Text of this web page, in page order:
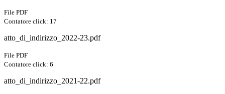
File PDF
Contatore click: 17
atto_di_indirizzo_2022-23.pdf
File PDF
Contatore click: 6
atto_di_indirizzo_2021-22.pdf